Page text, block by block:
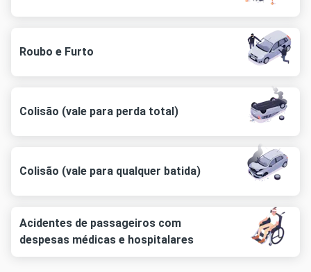
Roubo e Furto
Colisão (vale para perda total)
Colisão (vale para qualquer batida)
Acidentes de passageiros com
despesas médicas e hospitalares